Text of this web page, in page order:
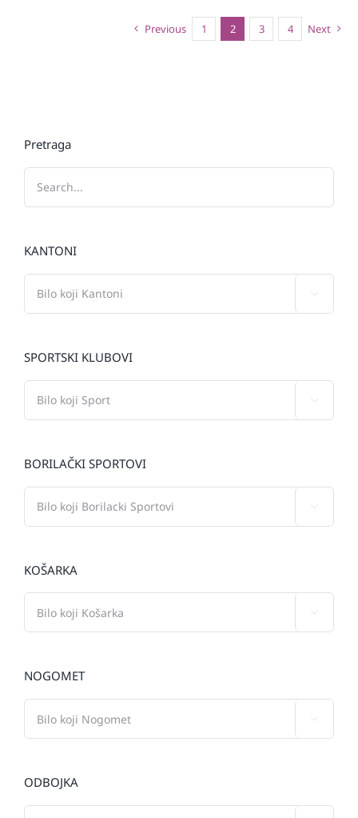
Previous 1 2 3 4 Next
Pretraga
KANTONI
SPORTSKI KLUBOVI
BORILAČKI SPORTOVI
KOŠARKA
NOGOMET
ODBOJKA